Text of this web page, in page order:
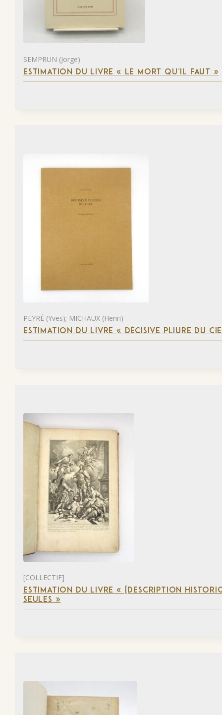
SEMPRUN (Jorge)
ESTIMATION DU LIVRE « LE MORT QU’IL FAUT »
PEYRÉ (Yves); MICHAUX (Henri)
ESTIMATION DU LIVRE « DÉCISIVE PLIURE DU
[COLLECTIF]
ESTIMATION DU LIVRE « [DESCRIPTION
SEULES »